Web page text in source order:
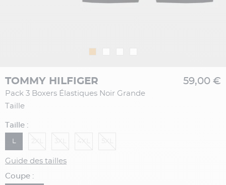
TOMMY HILFIGER
Pack 3 Boxers Élastiques Noir Grande
Taille
59,00 €
Taille :
L
Guide des tailles
Coupe :